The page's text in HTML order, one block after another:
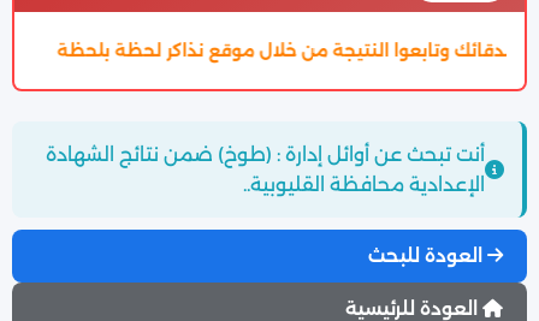
خلال موقع نذاكر لحظة بلحظة تم اعتماد تنسيق الالتحاق
أنت تبحث عن أوائل إدارة : (طوخ) ضمن نتائج الشهادة
الإعدادية محافظة القليوبية..
العودة للبحث
العودة للرئيسية